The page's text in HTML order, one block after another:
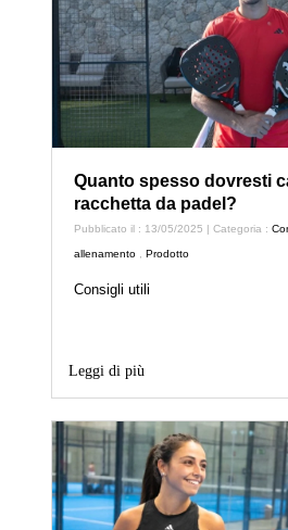
Quanto spesso dovresti
racchetta da padel?
Pubblicato il : 13/05/2025 | Categoria :
allenamento ,Prodotto
Consigli utili
Leggi di più